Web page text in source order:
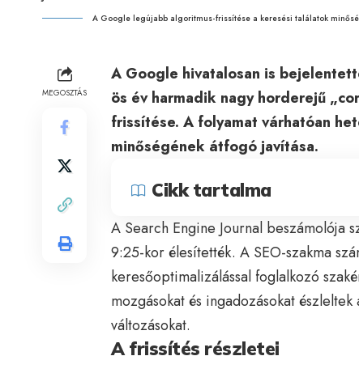
A Google legújabb algoritmus-frissítése a keresési találatok
MEGOSZTÁS
A Google hivatalosan is
ös év harmadik nagy horderejű
frissítése. A folyamat várhatóan
minőségének átfogó javítása.
Cikk tartalma
A Search Engine Journal beszámolója
9:25-kor élesítették. A SEO-szakma
keresőoptimalizálással foglalkozó
mozgásokat és ingadozásokat
változásokat.
A frissítés részletei